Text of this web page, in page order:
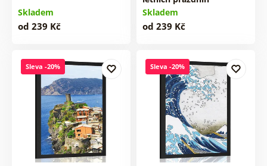
Skladem
od 239 Kč
Skladem
od 239 Kč
Sleva -20% Sleva -20%